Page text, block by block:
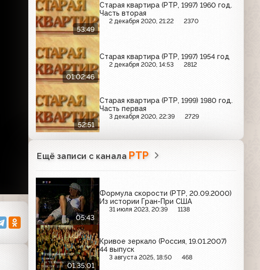
53:49
Старая квартира (РТР, 1997) 1960 год.
Часть вторая
2 декабря 2020, 21:22 2370
01:02:46
Старая квартира (РТР, 1997) 1954 год
2 декабря 2020, 14:53 2812
52:51
Старая квартира (РТР, 1999) 1980 год.
Часть первая
3 декабря 2020, 22:39 2729
Ещё записи с канала РТР
05:43
Формула скорости (РТР, 20.09.2000)
Из истории Гран-При США
31 июля 2023, 20:39 1138
01:35:01
Кривое зеркало (Россия, 19.01.2007)
44 выпуск
3 августа 2025, 18:50 468